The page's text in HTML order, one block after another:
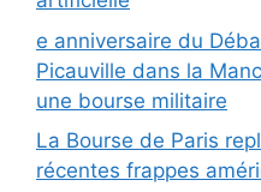
e anniversaire du
Picauville dans la
une bourse militaire
La Bourse de Paris
récentes frappes